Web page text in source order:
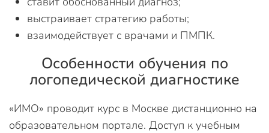
выстраивает стратегию работы;
взаимодействует с врачами и ПМПК.
Особенности обучения по
логопедической диагностике
«ИМО» проводит курс в Москве дистанционно на
образовательном портале. Доступ к учебным